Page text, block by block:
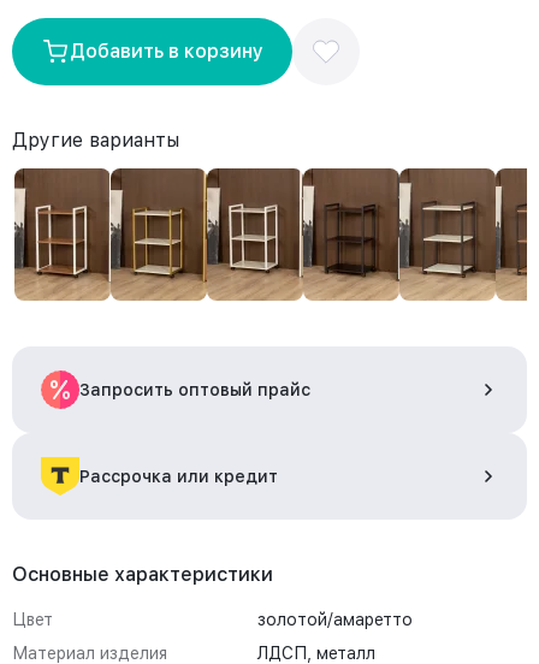
Добавить в корзину
Другие варианты
Запросить оптовый прайс
Рассрочка или кредит
Основные характеристики
Цвет
золотой/амаретто
Материал изделия
ЛДСП, металл